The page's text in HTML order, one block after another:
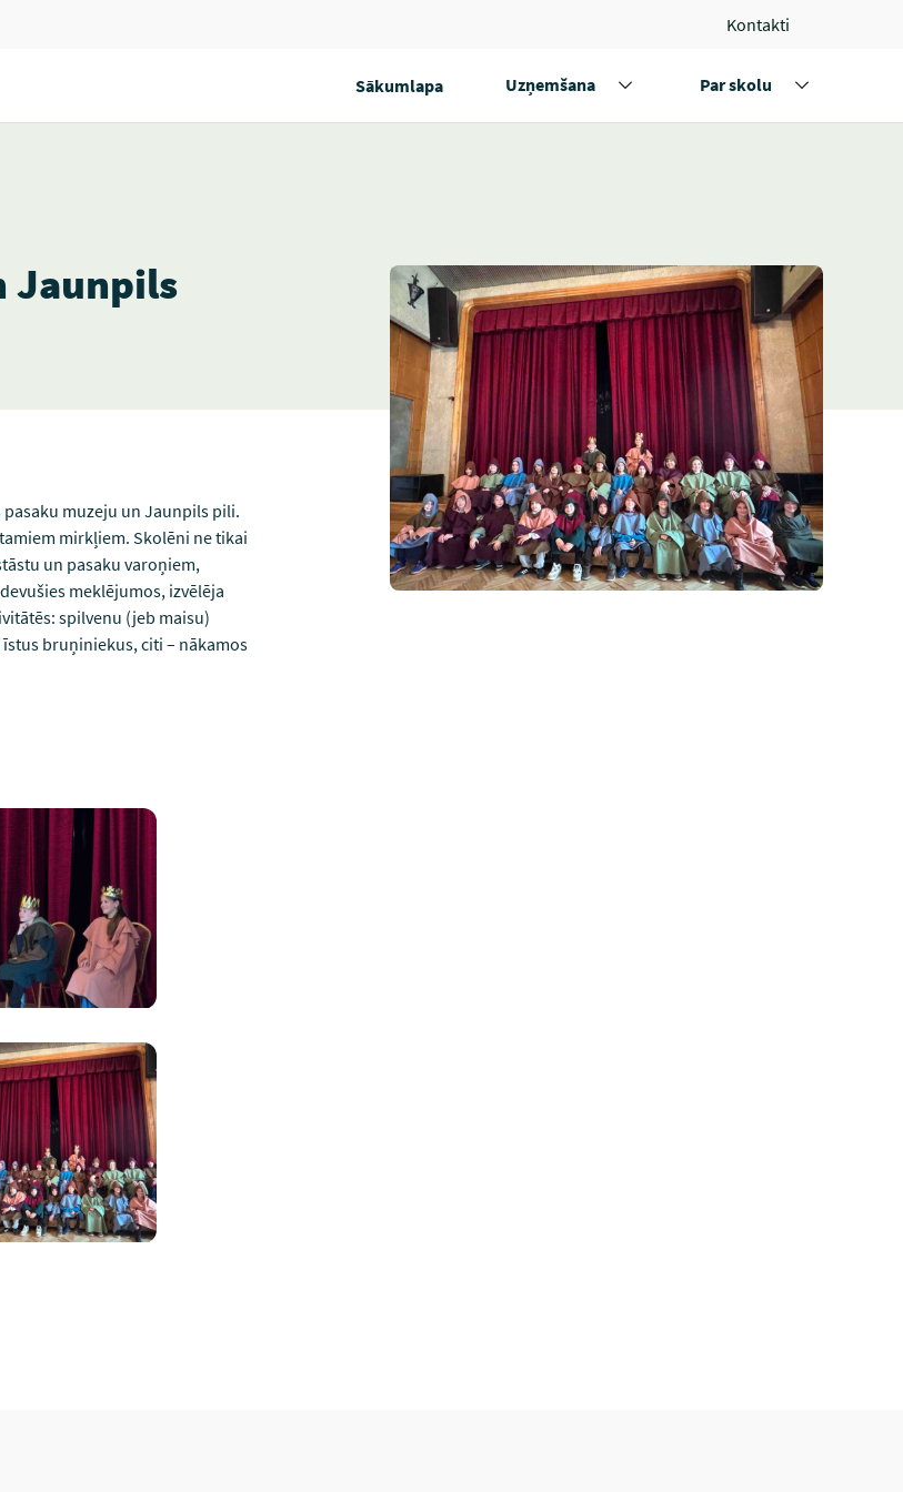
Kontakti
Sākumlapa Uzņemšana Par skolu
Jaunpils
muzeju un Jaunpils pili.
mirkļiem. Skolēni ne tikai
un pasaku varoņiem,
meklējumos, izvēlēja
spilvenu (jeb maisu)
bruņiniekus, citi – nākamos